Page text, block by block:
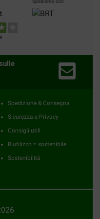
Spedizione & Consegna
Sicurezza e Privacy
Consigli utili
Riutilizzo = sostenibile
Sostenibilità